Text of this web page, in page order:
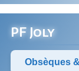
PF Joly
Obsèques